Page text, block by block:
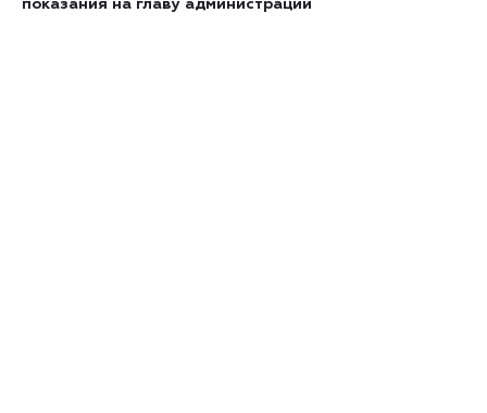
показания на главу администрации